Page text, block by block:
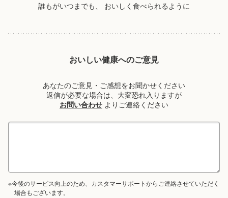
誰もがいつまでも、 おいしく食べられるように
おいしい健康へのご意見
あなたのご意見・ご感想をお聞かせください
返信が必要な場合は、大変恐れ入りますが
お問い合わせ よりご連絡ください
※今後のサービス向上のため、カスタマーサポートからご連絡させていただく
場合もございます。